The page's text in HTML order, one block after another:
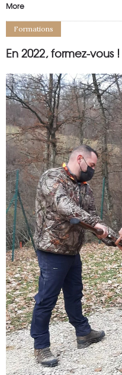
More
Formations
En 2022, formez-vous !